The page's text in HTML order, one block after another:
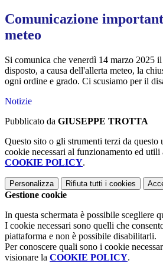
Comunicazione
meteo
Si comunica che venerdì 14 marzo 2025
disposto, a causa dell'allerta meteo, la
ogni ordine e grado. Ci scusiamo per il
Notizie
Pubblicato da GIUSEPPE TROTTA
Questo sito o gli strumenti terzi da
cookie necessari al funzionamento ed
COOKIE POLICY.
Personalizza Rifiuta tutti i cookies
Gestione cookie
In questa schermata è possibile scegliere
I cookie necessari sono quelli che
piattaforma e non è possibile disabilitarli.
Per conoscere quali sono i cookie
visionare la COOKIE POLICY.